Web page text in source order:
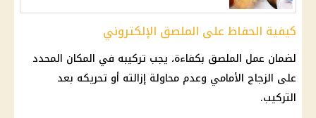
كيفية الحفاظ على الملصق الإلكتروني
لضمان عمل الملصق بكفاءة، يجب تركيبه في المكان المحدد
على الزجاج الأمامي وعدم محاولة إزالته أو تحريكه بعد
التركيب.